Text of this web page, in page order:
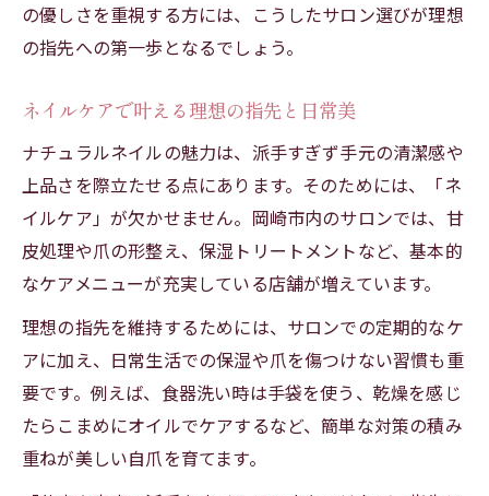
の優しさを重視する方には、こうしたサロン選びが理想
の指先への第一歩となるでしょう。
ネイルケアで叶える理想の指先と日常美
ナチュラルネイルの魅力は、派手すぎず手元の清潔感や
上品さを際立たせる点にあります。そのためには、「ネ
イルケア」が欠かせません。岡崎市内のサロンでは、甘
皮処理や爪の形整え、保湿トリートメントなど、基本的
なケアメニューが充実している店舗が増えています。
理想の指先を維持するためには、サロンでの定期的なケ
アに加え、日常生活での保湿や爪を傷つけない習慣も重
要です。例えば、食器洗い時は手袋を使う、乾燥を感じ
たらこまめにオイルでケアするなど、簡単な対策の積み
重ねが美しい自爪を育てます。